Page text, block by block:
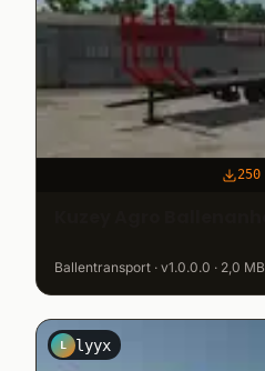
250
Ballentransport · v1.0.0.0 · 2,0 MB
L lyyx